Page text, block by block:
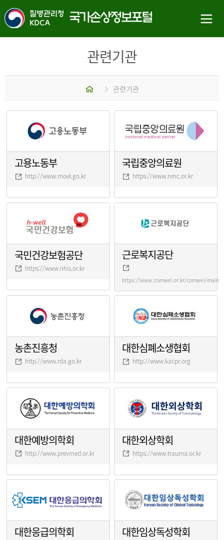
관련기관
홈 관련기관
고용노동부
http://www.moel.go.kr
국립중앙의료원
https://www.nmc.or.kr
국민건강보험공단
https://www.nhis.or.kr
근로복지공단
https://www.comwel.or.kr/comwel/
농촌진흥청
http://www.rda.go.kr
대한심폐소생협회
http://www.kacpr.org
대한예방의학회
http://www.prevmed.or.kr
대한외상학회
https://www.trauma.or.kr
대한응급의학회 대한임상독성학회